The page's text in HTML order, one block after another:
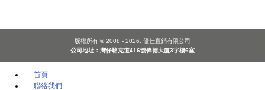
版權所有 © 2008 - 2026. 優仕直銷有限公司
公司地址：灣仔駱克道416號偉德大廈3字樓6室
首頁
聯絡我們